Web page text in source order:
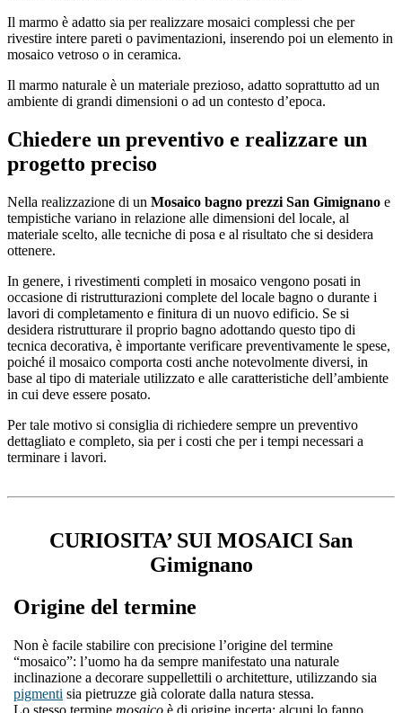
Il marmo è adatto sia per realizzare mosaici complessi che per
rivestire intere pareti o pavimentazioni, inserendo poi un elemento in
mosaico vetroso o in ceramica.
Il marmo naturale è un materiale prezioso, adatto soprattutto ad un
ambiente di grandi dimensioni o ad un contesto d’epoca.
Chiedere un preventivo e realizzare un
progetto preciso
Nella realizzazione di un Mosaico bagno prezzi San Gimignano e
tempistiche variano in relazione alle dimensioni del locale, al
materiale scelto, alle tecniche di posa e al risultato che si desidera
ottenere.
In genere, i rivestimenti completi in mosaico vengono posati in
occasione di ristrutturazioni complete del locale bagno o durante i
lavori di completamento e finitura di un nuovo edificio. Se si
desidera ristrutturare il proprio bagno adottando questo tipo di
tecnica decorativa, è importante verificare preventivamente le spese,
poiché il mosaico comporta costi anche notevolmente diversi, in
base al tipo di materiale utilizzato e alle caratteristiche dell’ambiente
in cui deve essere posato.
Per tale motivo si consiglia di richiedere sempre un preventivo
dettagliato e completo, sia per i costi che per i tempi necessari a
terminare i lavori.
CURIOSITA’ SUI MOSAICI San
Gimignano
Origine del termine
Non è facile stabilire con precisione l’origine del termine
“mosaico”: l’uomo ha da sempre manifestato una naturale
inclinazione a decorare suppellettili o architetture, utilizzando sia
pigmenti sia pietruzze già colorate dalla natura stessa.